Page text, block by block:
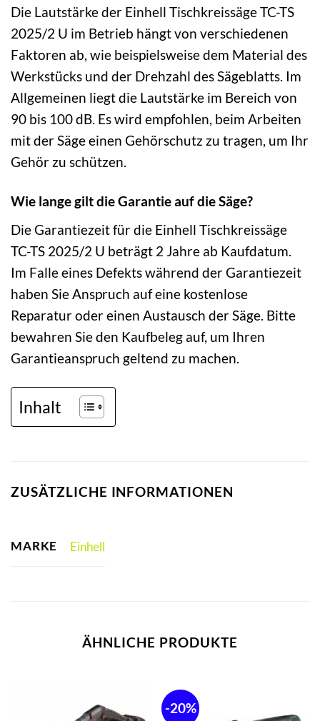
Die Lautstärke der Einhell Tischkreissäge TC-TS
2025/2 U im Betrieb hängt von verschiedenen
Faktoren ab, wie beispielsweise dem Material des
Werkstücks und der Drehzahl des Sägeblatts. Im
Allgemeinen liegt die Lautstärke im Bereich von
90 bis 100 dB. Es wird empfohlen, beim Arbeiten
mit der Säge einen Gehörschutz zu tragen, um Ihr
Gehör zu schützen.
Wie lange gilt die Garantie auf die Säge?
Die Garantiezeit für die Einhell Tischkreissäge
TC-TS 2025/2 U beträgt 2 Jahre ab Kaufdatum.
Im Falle eines Defekts während der Garantiezeit
haben Sie Anspruch auf eine kostenlose
Reparatur oder einen Austausch der Säge. Bitte
bewahren Sie den Kaufbeleg auf, um Ihren
Garantieanspruch geltend zu machen.
Inhalt
ZUSÄTZLICHE INFORMATIONEN
MARKE Einhell
ÄHNLICHE PRODUKTE
-20%